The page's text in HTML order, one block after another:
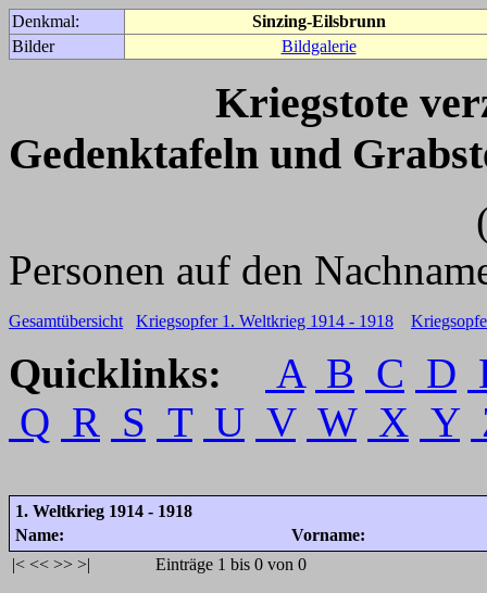
Denkmal:
Sinzing-Eilsbrunn
Bilder
Bildgalerie
Kriegstote
Gedenktafeln und
(Für weitere
Personen auf den
Gesamtübersicht Kriegsopfer 1. Weltkrieg 1914 - 1918
Quicklinks: A B C D
Q R S T U V W X Y
1. Weltkrieg 1914 - 1918
Name:
Vorname:
|< << >> >| Einträge 1 bis 0 von 0